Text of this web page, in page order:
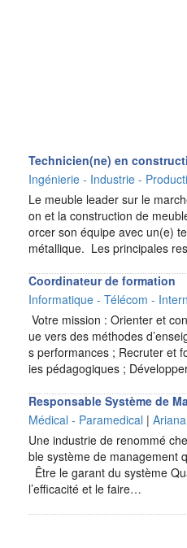
Technicien(ne) en
Ingénierie - Industrie -
Le meuble leader sur le
on et la construction de
orcer son équipe avec un(e)
métallique. Les principales
Coordinateur de formation
Informatique - Télécom -
Votre mission : Orienter et
ue vers des méthodes
s performances ; Recruter et
ies pédagogiques ;
Responsable Système de
Médical - Paramedical | Ariana
Une industrie de renommé
ble système de management
Être le garant du système
l’efficacité et le faire…